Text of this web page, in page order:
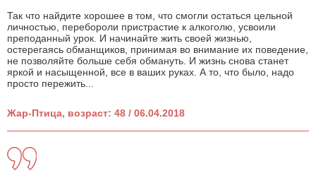
Так что найдите хорошее в том, что смогли остаться цельной
личностью, перебороли пристрастие к алкоголю, усвоили
преподанный урок. И начинайте жить своей жизнью,
остерегаясь обманщиков, принимая во внимание их поведение,
не позволяйте больше себя обмануть. И жизнь снова станет
яркой и насыщенной, все в ваших руках. А то, что было, надо
просто пережить...
Жар-Птица, возраст: 48 / 06.04.2018